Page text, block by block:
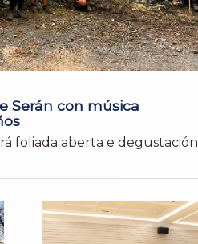
Serán con música
foliada aberta e degustación